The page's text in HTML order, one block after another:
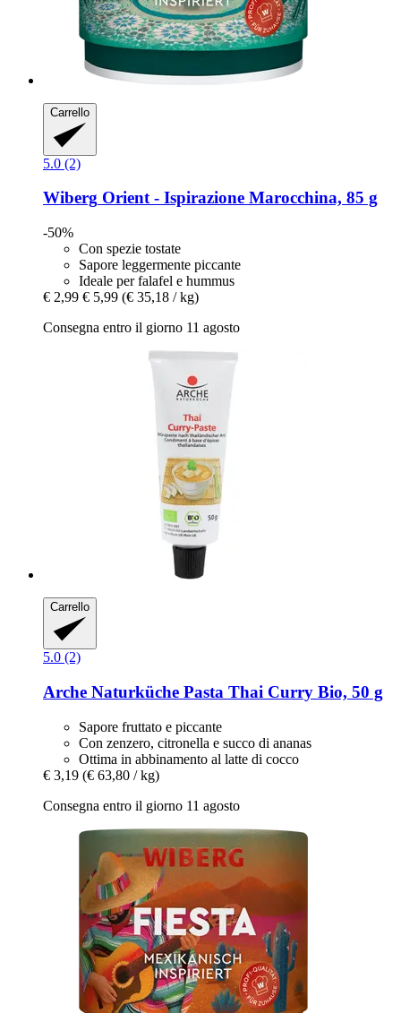
Carrello
5.0 (2)
Wiberg Orient -​ Ispirazione Marocchina, 85 g
-50%
Con spezie tostate
Sapore leggermente piccante
Ideale per falafel e hummus
€ 2,99 € 5,99 (€ 35,18 / kg)
Consegna entro il giorno 11 agosto
Carrello
5.0 (2)
Arche Naturküche Pasta Thai Curry Bio, 50 g
Sapore fruttato e piccante
Con zenzero, citronella e succo di ananas
Ottima in abbinamento al latte di cocco
€ 3,19 (€ 63,80 / kg)
Consegna entro il giorno 11 agosto